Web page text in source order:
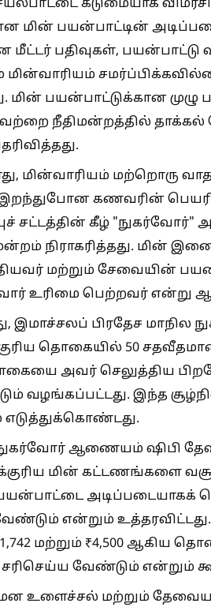
கடுமையாக
பயன்பாட்டின்
மீட்டர் பதிவுகள்,
மின்வாரியம்
மின் பயன்பாட்டுக்கான முழு
நீதிமன்றத்தில்
மின்வாரியம் மற்றொரு
கணவரின்
சட்டத்தின் கீழ்
நிராகரித்தது. மின்
மற்றும் சேவையின்
உரிமை பெற்றவர் என்று
இமாச்சலப் பிரதேச
தொகையில் 50 சதவீதமான
அவர் செலுத்திய
வழங்கப்பட்டது. இந்த
ஆணையம் ஷிபி
மின் கட்டணங்களை
பயன்பாட்டை
என்றும்
₹1,742 மற்றும் ₹4,500
வேண்டும் என்றும்
உளைச்சல் மற்றும்